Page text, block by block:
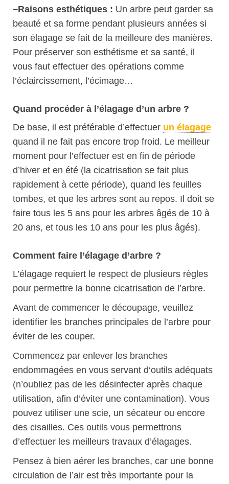
–Raisons esthétiques : Un arbre peut garder sa
beauté et sa forme pendant plusieurs années si
son élagage se fait de la meilleure des manières.
Pour préserver son esthétisme et sa santé, il
vous faut effectuer des opérations comme
l’éclaircissement, l’écimage…
Quand procéder à l’élagage d’un arbre ?
De base, il est préférable d’effectuer un élagage
quand il ne fait pas encore trop froid. Le meilleur
moment pour l’effectuer est en fin de période
d’hiver et en été (la cicatrisation se fait plus
rapidement à cette période), quand les feuilles
tombes, et que les arbres sont au repos. Il doit se
faire tous les 5 ans pour les arbres âgés de 10 à
20 ans, et tous les 10 ans pour les plus âgés).
Comment faire l’élagage d’arbre ?
L’élagage requiert le respect de plusieurs règles
pour permettre la bonne cicatrisation de l’arbre.
Avant de commencer le découpage, veuillez
identifier les branches principales de l’arbre pour
éviter de les couper.
Commencez par enlever les branches
endommagées en vous servant d‘outils adéquats
(n’oubliez pas de les désinfecter après chaque
utilisation, afin d’éviter une contamination). Vous
pouvez utiliser une scie, un sécateur ou encore
des cisailles. Ces outils vous permettrons
d’effectuer les meilleurs travaux d’élagages.
Pensez à bien aérer les branches, car une bonne
circulation de l’air est très importante pour la